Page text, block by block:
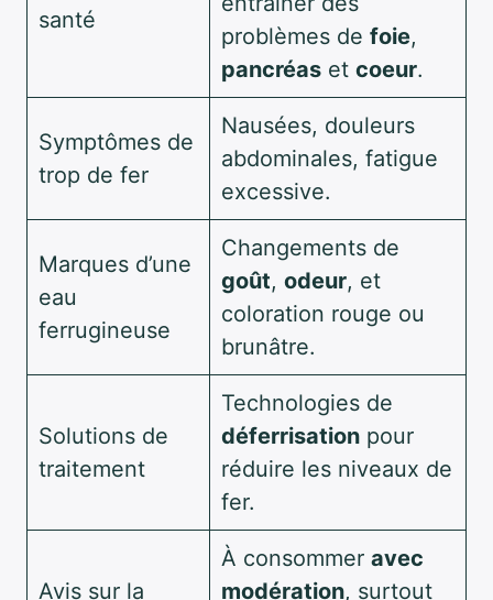
santé
problèmes de foie,
pancréas et coeur.
Symptômes de
trop de fer
Nausées, douleurs
abdominales, fatigue
excessive.
Marques d’une
eau
ferrugineuse
Changements de
goût, odeur, et
coloration rouge ou
brunâtre.
Solutions de
traitement
Technologies de
déferrisation pour
réduire les niveaux de
fer.
Avis sur la
À consommer avec
modération, surtout